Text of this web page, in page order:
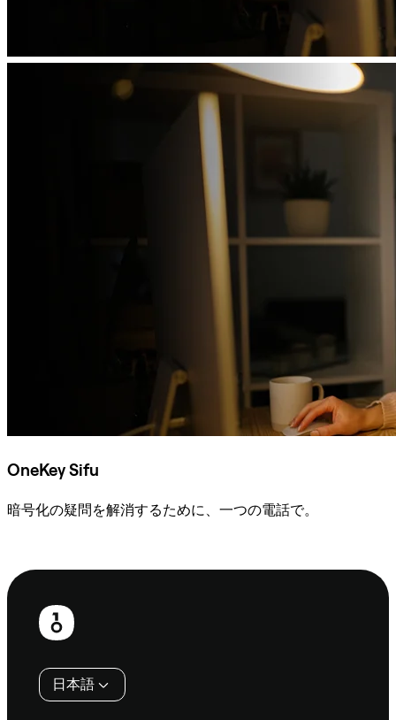
OneKey Sifu
暗号化の疑問を解消するために、一つの電話で。
フ
日本語